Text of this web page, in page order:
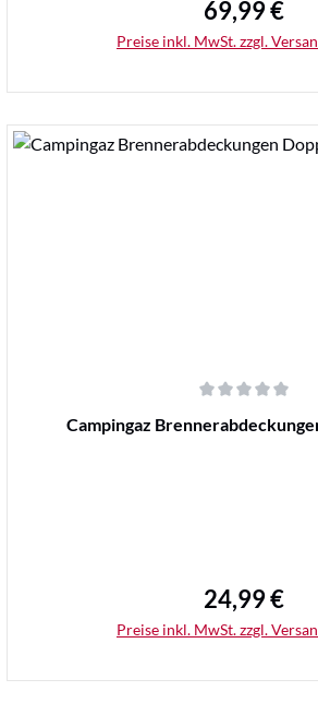
Regulärer
69,99 €
Preise inkl. MwSt. zzgl.
Durchschnittliche Bewertung von 0 von
Campingaz
Regulärer
24,99 €
Preise inkl. MwSt. zzgl.